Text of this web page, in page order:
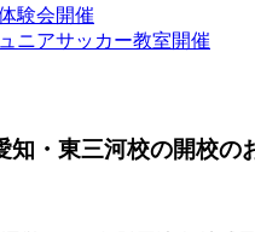
・東三河校の開校の